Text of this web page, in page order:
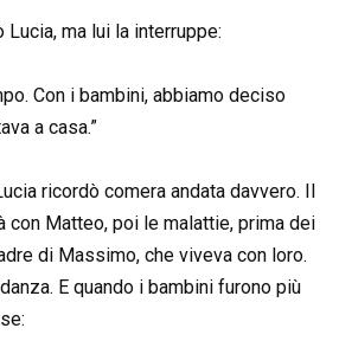
Lucia, ma lui la interruppe:
Con i bambini, abbiamo deciso
a casa.”
ricordò comera andata davvero. Il
con Matteo, poi le malattie, prima dei
di Massimo, che viveva con loro.
E quando i bambini furono più